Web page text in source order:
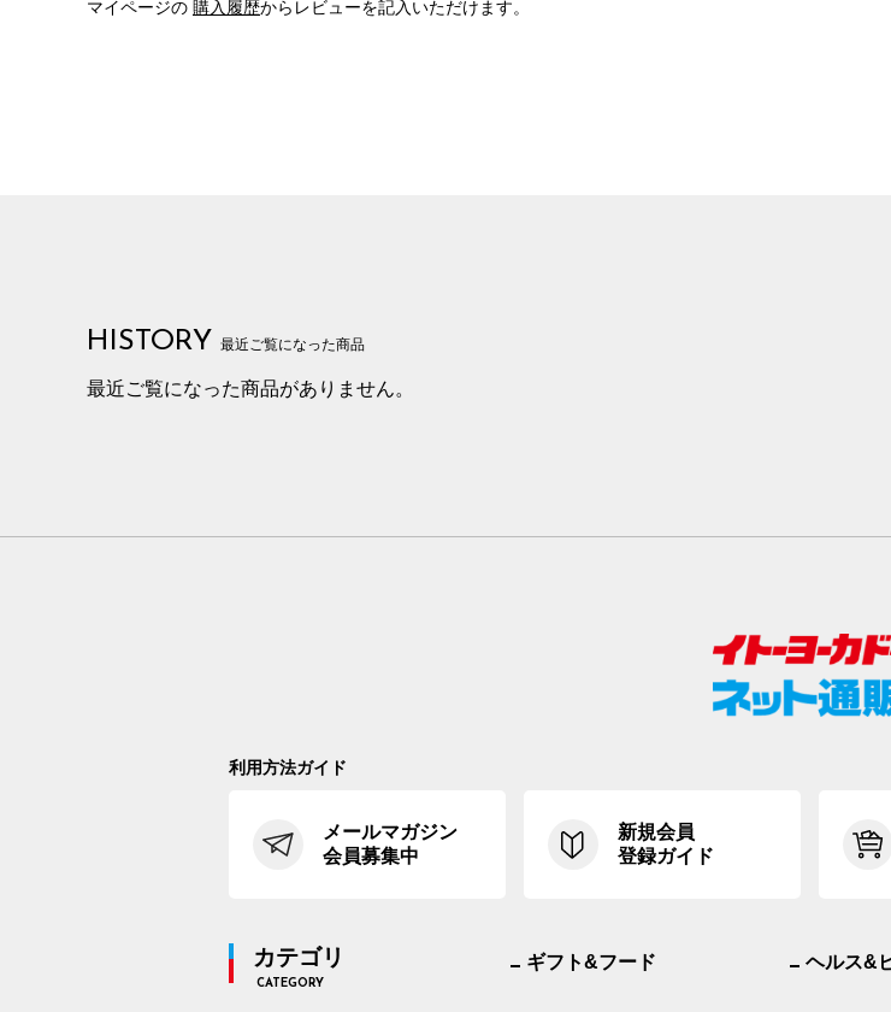
マイページの 購入履歴からレビューを記入いただけます。
HISTORY 最近ご覧になった商品
最近ご覧になった商品がありません。
利用方法ガイド
メールマガジン
会員募集中
新規会員
登録ガイド
カテゴリ
CATEGORY
ギフト&フード ヘルス&